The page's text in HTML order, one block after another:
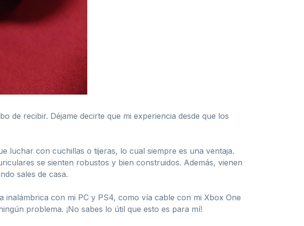
de recibir. Déjame decirte que mi experiencia desde que los
luchar con cuchillas o tijeras, lo cual siempre es una ventaja.
se sienten robustos y bien construidos. Además, vienen
sales de casa.
con mi PC y PS4, como vía cable con mi Xbox One
problema. ¡No sabes lo útil que esto es para mí!